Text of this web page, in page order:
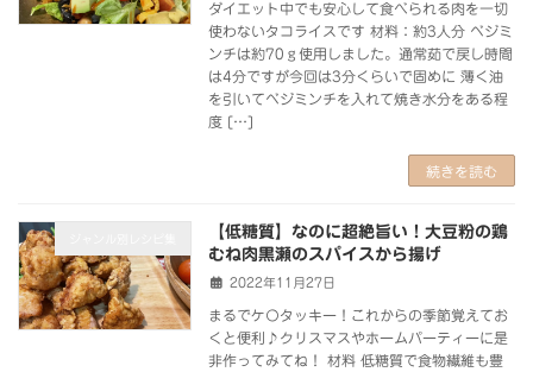
ダイエット中でも安心して食べられる肉を一切
使わないタコライスです 材料：約3人分 ベジミ
ンチは約70ｇ使用しました。通常茹で戻し時間
は4分ですが今回は3分くらいで固めに 薄く油
を引いてベジミンチを入れて焼き水分をある程
度 […]
続きを読む
【低糖質】なのに超絶旨い！大豆粉の鶏
むね肉黒瀬のスパイスから揚げ
2022年11月27日
まるでケ〇タッキー！これからの季節覚えてお
くと便利♪クリスマスやホームパーティーに是
非作ってみてね！ 材料 低糖質で食物繊維も豊